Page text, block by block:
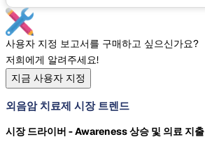
사용자 지정 보고서를 구매하고 싶으신가요?
저희에게 알려주세요!
지금 사용자 지정
외음암 치료제 시장 트렌드
시장 드라이버 - Awareness 상승 및 의료 지출